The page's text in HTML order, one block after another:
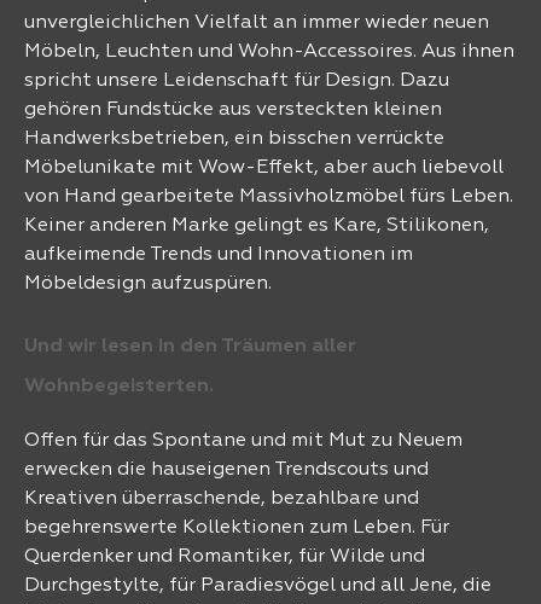
unvergleichlichen Vielfalt an immer wieder neuen
Möbeln, Leuchten und Wohn-Accessoires. Aus ihnen
spricht unsere Leidenschaft für Design. Dazu
gehören Fundstücke aus versteckten kleinen
Handwerksbetrieben, ein bisschen verrückte
Möbelunikate mit Wow-Effekt, aber auch liebevoll
von Hand gearbeitete Massivholzmöbel fürs Leben.
Keiner anderen Marke gelingt es Kare, Stilikonen,
aufkeimende Trends und Innovationen im
Möbeldesign aufzuspüren.
Und wir lesen in den Träumen aller
Wohnbegeisterten.
Offen für das Spontane und mit Mut zu Neuem
erwecken die hauseigenen Trendscouts und
Kreativen überraschende, bezahlbare und
begehrenswerte Kollektionen zum Leben. Für
Querdenker und Romantiker, für Wilde und
Durchgestylte, für Paradiesvögel und all Jene, die